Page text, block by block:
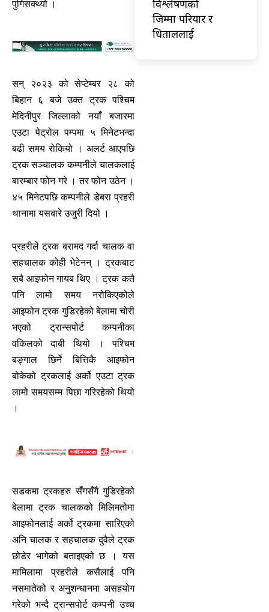
पुगिसक्थ्यो ।
सन् २०२३ को सेप्टेम्बर २८ को
बिहान ६ बजे उक्त ट्रक पश्चिम
मेदिनीपुर जिल्लाको नयाँ बजारमा
एउटा पेट्रोल पम्पमा ५ मिनेटभन्दा
बढी समय रोकियो । अलर्ट आएपछि
ट्रक सञ्चालक कम्पनीले चालकलाई
बारम्बार फोन गरे । तर फोन उठेन ।
४५ मिनेटपछि कम्पनीले डेबरा प्रहरी
थानामा यसबारे उजुरी दियो ।
प्रहरीले ट्रक बरामद गर्दा चालक वा
सहचालक कोही भेटेनन् । ट्रकबाट
सबै आइफोन गायब थिए । ट्रक कतै
पनि लामो समय नरोकिएकोले
आइफोन ट्रक गुडिरहेको बेलामा चोरी
भएको ट्रान्सपोर्ट कम्पनीका
वकिलको दाबी थियो । पश्चिम
बङ्गाल छिर्ने बित्तिकै आइफोन
बोकेको ट्रकलाई अर्को एउटा ट्रक
लामो समयसम्म पिछा गरिरहेको थियो
।
सडकमा ट्रकहरु सँगसँगै गुडिरहेको
बेलामा ट्रक चालकको मिलिमतोमा
आइफोनलाई अर्को ट्रकमा सारिएको
अनि चालक र सहचालक दुवैले ट्रक
छोडेर भागेको बताइएको छ । यस
मामिलामा प्रहरीले कसैलाई पनि
नसमातेको र अनुशन्धानमा असहयोग
गरेको भन्दै ट्रान्सपोर्ट कम्पनी उच्च
विश्लेषणको
जिम्मा परियार र
धिताललाई